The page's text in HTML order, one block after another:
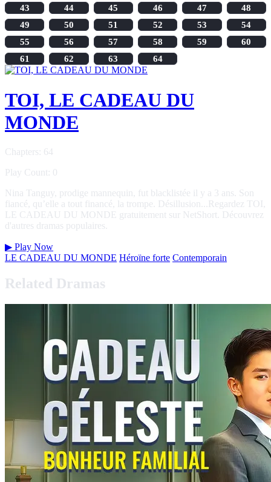
43
44 45 46 47
48
49
50 51 52 53
54
55
56 57 58 59
60
61
62 63 64
TOI, LE CADEAU DU
MONDE
Chapters: 64
Play Count: 0
Nina Tanguy, prodige mannequin, fut blacklistée il y a 3 ans. Son
fiancé, qu’elle a tout financé, la trompe. Désillusion...Regardez TOI,
LE CADEAU DU MONDE gratuitement sur NetShort. Découvrez
d'autres dramas populaires.
▶ Play Now
LE CADEAU DU MONDE Héroïne forte Contemporain
Related Dramas